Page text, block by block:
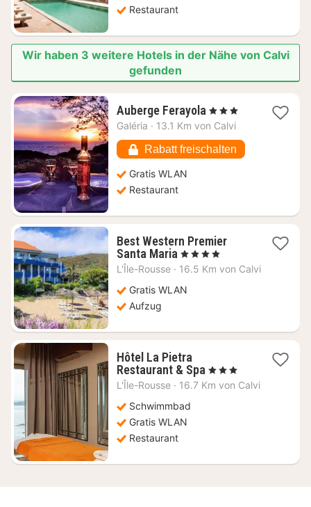
Restaurant
Wir haben 3 weitere Hotels in der Nähe von Calvi
gefunden
Auberge Ferayola 1
Nacht
152,32
€
, 3 Sterne
Galéria · 13.1 Km von Calvi
Rabatt freischalten
Gratis WLAN
Restaurant
Best Western Premier
Santa Maria 1
Nacht
274,74
, 4 Sterne
L'Île-Rousse · 16.5 Km von Calvi
Gratis WLAN
Aufzug
Hôtel La Pietra
Restaurant & Spa 1
Nacht
, 3 Sterne
L'Île-Rousse · 16.7 Km von Calvi
Schwimmbad
Gratis WLAN
Restaurant